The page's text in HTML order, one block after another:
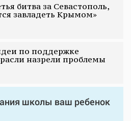
битва за Севастополь,
завладеть Крымом»
по поддержке
назрели проблемы
школы ваш ребенок